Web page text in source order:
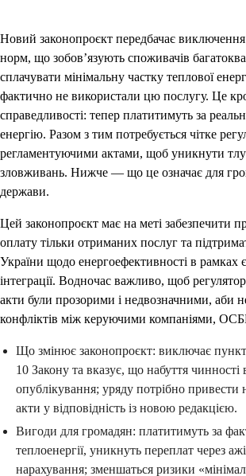
Новий законопроєкт передбачає
норм, що зобов’язують споживачів
сплачувати мінімальну частку теплової
фактично не використали цю послугу. Це
справедливості: тепер платитимуть за
енергію. Разом з тим потребується чітке
регламентуючими актами, щоб уникнути
зловживань. Нижче — що це означає для
держави.
Цей законопроєкт має на меті забезпечити
оплату тільки отриманих послуг та
України щодо енергоефективності в рамках
інтеграції. Водночас важливо, щоб
акти були прозорими і недвозначними, аби
конфліктів між керуючими компаніями,
Що змінює законопроєкт: виключає пункт
10 Закону та вказує, що набуття чинності
опублікування; уряду потрібно привести
акти у відповідність із новою редакцією.
Вигоди для громадян: платитимуть за
теплоенергії, уникнуть переплат через
нарахування; зменшаться ризики